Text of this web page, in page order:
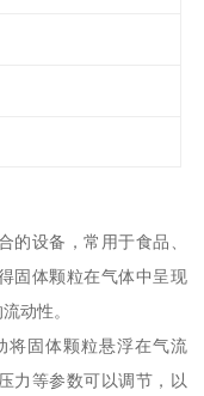
的设备，常用于食品、
固体颗粒在气体中呈现
动性。
将固体颗粒悬浮在气流
力等参数可以调节，以